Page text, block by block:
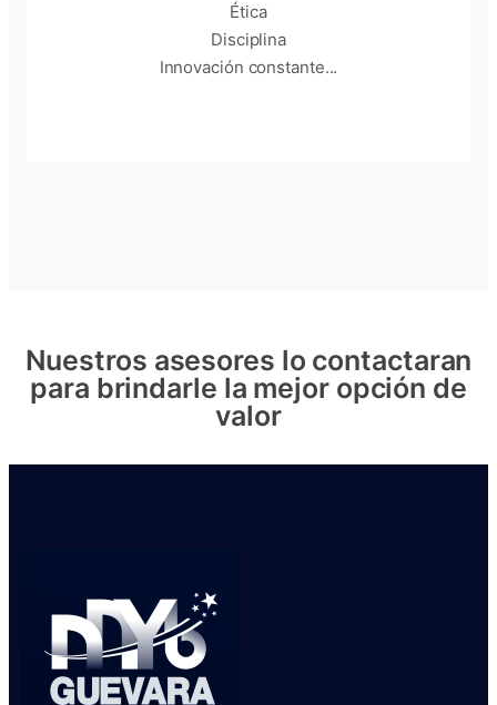
Ética
Disciplina
Innovación constante...
Nuestros asesores lo contactaran
para brindarle la mejor opción de
valor